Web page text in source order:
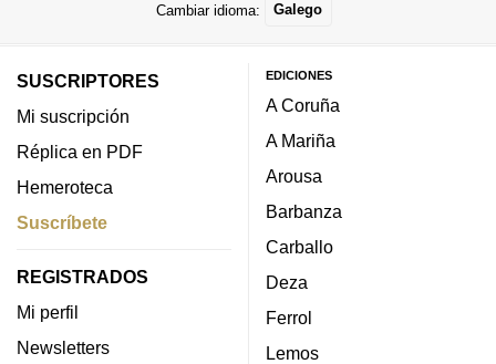
Cambiar idioma: Galego
SUSCRIPTORES
Mi suscripción
Réplica en PDF
Hemeroteca
Suscríbete
REGISTRADOS
Mi perfil
Newsletters
EDICIONES
A Coruña
A Mariña
Arousa
Barbanza
Carballo
Deza
Ferrol
Lemos